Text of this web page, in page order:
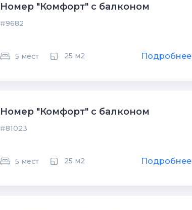
Номер "Комфорт" с балконом
#9682
5 мест 25 м2 Подробнее
Номер "Комфорт" с балконом
#81023
5 мест 25 м2 Подробнее